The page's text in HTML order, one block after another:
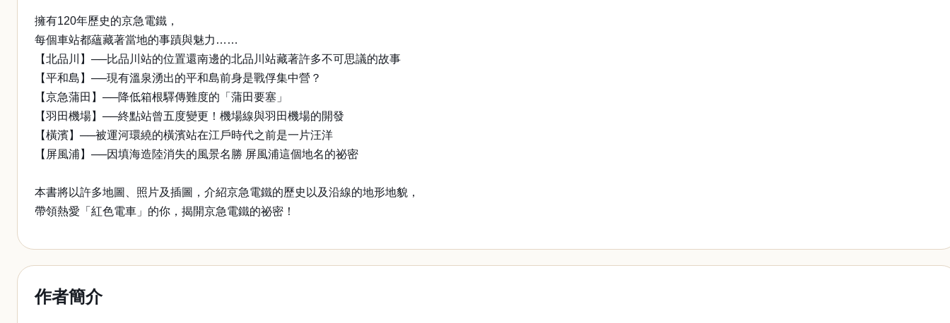
擁有120年歷史的京急電鐵，
每個車站都蘊藏著當地的事蹟與魅力……
【北品川】──比品川站的位置還南邊的北品川站藏著許多不可思議的故事
【平和島】──現有溫泉湧出的平和島前身是戰俘集中營？
【京急蒲田】──降低箱根驛傳難度的「蒲田要塞」
【羽田機場】──終點站曾五度變更！機場線與羽田機場的開發
【橫濱】──被運河環繞的橫濱站在江戶時代之前是一片汪洋
【屏風浦】──因填海造陸消失的風景名勝 屏風浦這個地名的祕密
本書將以許多地圖、照片及插圖，介紹京急電鐵的歷史以及沿線的地形地貌，
帶領熱愛「紅色電車」的你，揭開京急電鐵的祕密！
作者簡介